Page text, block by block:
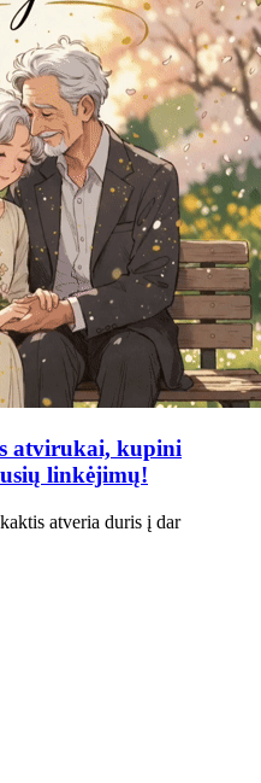
atvirukai, kupini
linkėjimų!
atveria duris į dar